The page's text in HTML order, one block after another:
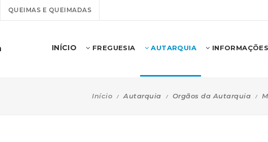
QUEIMAS E QUEIMADAS
INÍCIO FREGUESIA AUTARQUIA INFORMAÇÕES
Início Autarquia Orgãos da Autarquia